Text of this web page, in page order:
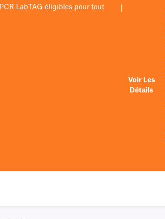
LabTAG éligibles pour tout
Voir Les
Détails